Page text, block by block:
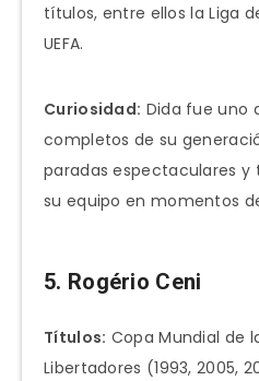
títulos, entre ellos la Liga
UEFA.
Curiosidad: Dida fue uno
completos de su
paradas espectaculares y
su equipo en momentos
5. Rogério Ceni
Títulos: Copa Mundial de
Libertadores (1993, 2005,